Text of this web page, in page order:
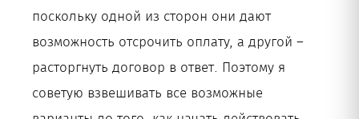
поскольку одной из сторон они дают
возможность отсрочить оплату, а другой –
расторгнуть договор в ответ. Поэтому я
советую взвешивать все возможные